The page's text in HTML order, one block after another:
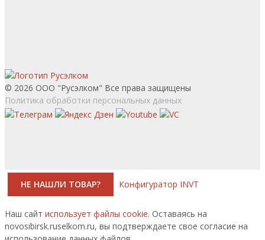
© 2026 ООО "Русэлком" Все права защищены
Политика обработки персональных данных
НЕ НАШЛИ ТОВАР? Конфигуратор INVT
Наш сайт использует файлы cookie. Оставаясь на
novosibirsk.ruselkom.ru, вы подтверждаете свое согласие на